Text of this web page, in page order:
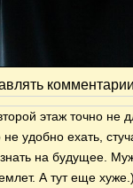
комментарии
этаж точно не
удобно ехать,
на будущее.
А тут еще